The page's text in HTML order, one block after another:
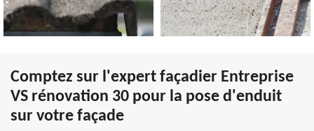
Comptez sur l'expert façadier Entreprise
VS rénovation 30 pour la pose d'enduit
sur votre façade